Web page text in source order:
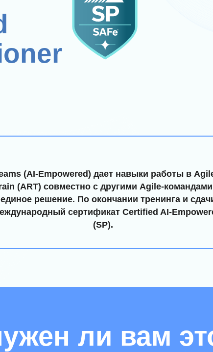
(AI-Empowered) дает навыки работы в
(ART) совместно с другими Agile-
решение. По окончании тренинга и
сертификат Certified AI-
(SP).
ли вам